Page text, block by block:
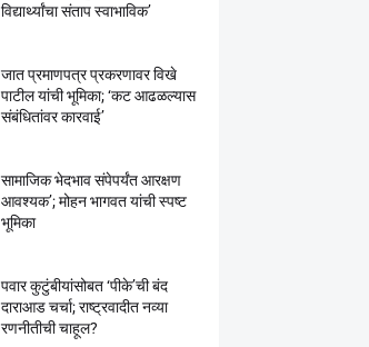
विद्यार्थ्यांचा संताप स्वाभाविक’
जात प्रमाणपत्र प्रकरणावर विखे
पाटील यांची भूमिका; ‘कट आढळल्यास
संबंधितांवर कारवाई’
सामाजिक भेदभाव संपेपर्यंत आरक्षण
आवश्यक’; मोहन भागवत यांची स्पष्ट
भूमिका
पवार कुटुंबीयांसोबत ‘पीके’ची बंद
दाराआड चर्चा; राष्ट्रवादीत नव्या
रणनीतीची चाहूल?